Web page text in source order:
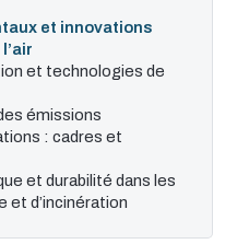
et innovations
et technologies de
émissions
: cadres et
et durabilité dans les
et d’incinération